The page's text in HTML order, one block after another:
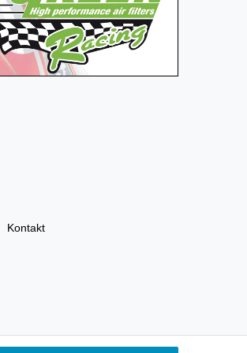
Kontakt